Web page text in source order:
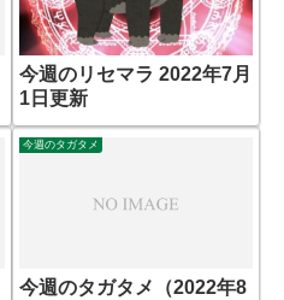
今週のリセマラ 2022年7月
1日更新
今週のタガタメ
今週のタガタメ（2022年8